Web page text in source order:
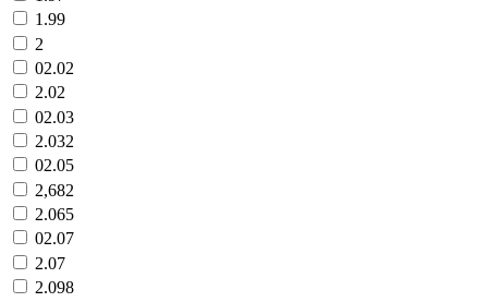
1.99
2
02.02
2.02
02.03
2.032
02.05
2,682
2.065
02.07
2.07
2.098